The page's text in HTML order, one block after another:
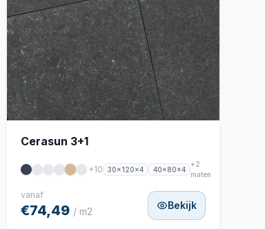
Cerasun 3+1
+10 30x120x4 40x80x4
+2
maten
vanaf
€74,49 / m2
Bekijk